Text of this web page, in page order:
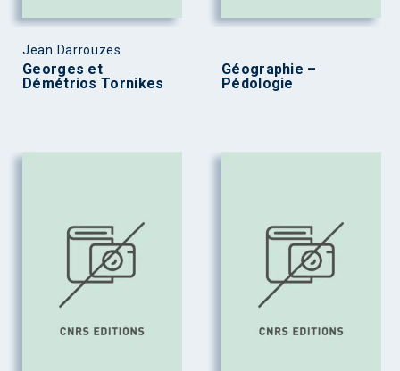
Jean Darrouzes
Georges et
Démétrios Tornikes
Géographie –
Pédologie